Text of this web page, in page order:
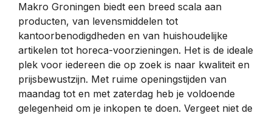
Makro Groningen biedt een breed scala aan
producten, van levensmiddelen tot
kantoorbenodigdheden en van huishoudelijke
artikelen tot horeca-voorzieningen. Het is de ideale
plek voor iedereen die op zoek is naar kwaliteit en
prijsbewustzijn. Met ruime openingstijden van
maandag tot en met zaterdag heb je voldoende
gelegenheid om je inkopen te doen. Vergeet niet de